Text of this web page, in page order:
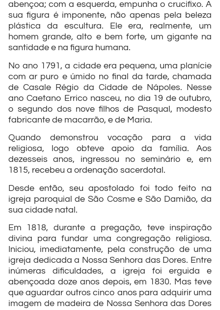
abençoa; com a esquerda, empunha o crucifixo. A
sua figura é imponente, não apenas pela beleza
plástica da escultura. Ele era, realmente, um
homem grande, alto e bem forte, um gigante na
santidade e na figura humana.
No ano 1791, a cidade era pequena, uma planície
com ar puro e úmido no final da tarde, chamada
de Casale Régio da Cidade de Nápoles. Nesse
ano Caetano Errico nasceu, no dia 19 de outubro,
o segundo dos nove filhos de Pasqual, modesto
fabricante de macarrão, e de Maria.
Quando demonstrou vocação para a vida
religiosa, logo obteve apoio da família. Aos
dezesseis anos, ingressou no seminário e, em
1815, recebeu a ordenação sacerdotal.
Desde então, seu apostolado foi todo feito na
igreja paroquial de São Cosme e São Damião, da
sua cidade natal.
Em 1818, durante a pregação, teve inspiração
divina para fundar uma congregação religiosa.
Iniciou, imediatamente, pela construção de uma
igreja dedicada a Nossa Senhora das Dores. Entre
inúmeras dificuldades, a igreja foi erguida e
abençoada doze anos depois, em 1830. Mas teve
que aguardar outros cinco anos para adquirir uma
imagem de madeira de Nossa Senhora das Dores